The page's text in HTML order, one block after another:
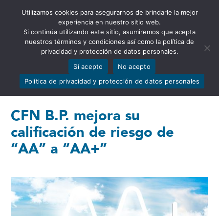
Abrir barra de herramientas
CFN B.P. mejora su
calificación de riesgo de
“AA” a “AA+”
Utilizamos cookies para asegurarnos de brindarle la mejor
experiencia en nuestro sitio web.
Si continúa utilizando este sitio, asumiremos que acepta
nuestros términos y condiciones así como la política de
privacidad y protección de datos personales.
Sí acepto
No acepto
Política de privacidad y protección de datos personales